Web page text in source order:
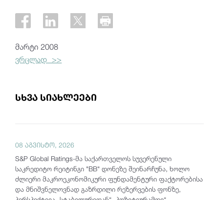
მარტი 2008
ვრცლად >>
სხვა სიახლეები
08 აგვისტო, 2026
S&P Global Ratings-მა საქართველოს სუვერენული
საკრედიტო რეიტინგი "BB" დონეზე შეინარჩუნა, ხოლო
ძლიერი მაკროეკონომიკური ფუნდამენტური ფაქტორებისა
და მნიშვნელოვნად გაზრდილი რეზერვების ფონზე,